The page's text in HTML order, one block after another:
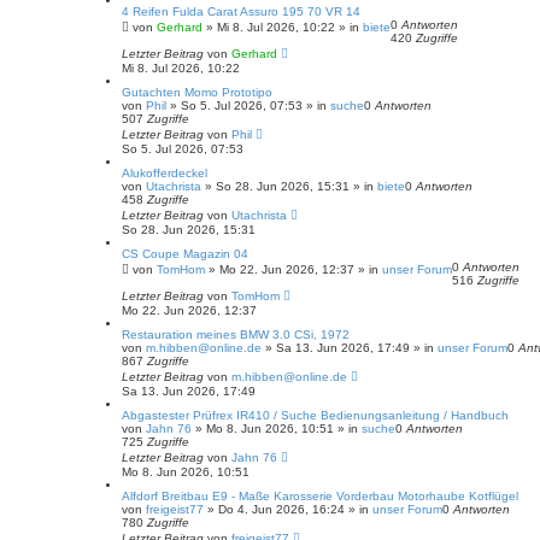
4 Reifen Fulda Carat Assuro 195 70 VR 14
von Gerhard » Mi 8. Jul 2026, 10:22 » in biete0 Antworten
420 Zugriffe
Letzter Beitrag von Gerhard
Mi 8. Jul 2026, 10:22
Gutachten Momo Prototipo
von Phil » So 5. Jul 2026, 07:53 » in suche0 Antworten
507 Zugriffe
Letzter Beitrag von Phil
So 5. Jul 2026, 07:53
Alukofferdeckel
von Utachrista » So 28. Jun 2026, 15:31 » in biete0 Antworten
458 Zugriffe
Letzter Beitrag von Utachrista
So 28. Jun 2026, 15:31
CS Coupe Magazin 04
von TomHom » Mo 22. Jun 2026, 12:37 » in unser Forum0 Antworten
516 Zugriffe
Letzter Beitrag von TomHom
Mo 22. Jun 2026, 12:37
Restauration meines BMW 3.0 CSi, 1972
von m.hibben@online.de » Sa 13. Jun 2026, 17:49 » in unser Forum0
867 Zugriffe
Letzter Beitrag von m.hibben@online.de
Sa 13. Jun 2026, 17:49
Abgastester Prüfrex IR410 / Suche Bedienungsanleitung / Handbuch
von Jahn 76 » Mo 8. Jun 2026, 10:51 » in suche0 Antworten
725 Zugriffe
Letzter Beitrag von Jahn 76
Mo 8. Jun 2026, 10:51
Alfdorf Breitbau E9 - Maße Karosserie Vorderbau Motorhaube Kotflügel
von freigeist77 » Do 4. Jun 2026, 16:24 » in unser Forum0 Antworten
780 Zugriffe